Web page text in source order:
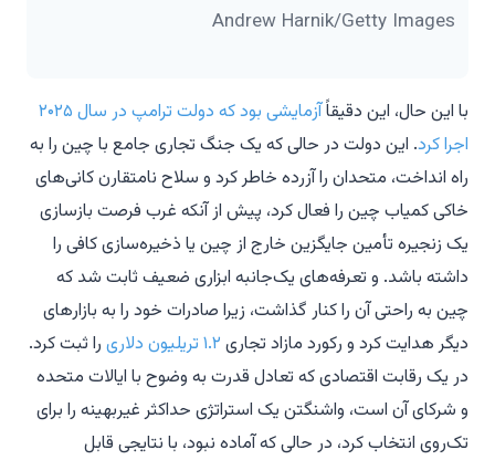
Andrew Harnik/Getty Images
با این حال، این دقیقاً
آزمایشی بود که دولت ترامپ در سال ۲۰۲۵
اجرا کرد. این دولت در حالی که یک جنگ تجاری جامع با چین را به
راه انداخت، متحدان را آزرده خاطر کرد و سلاح نامتقارن کانی‌های
خاکی کمیاب چین را فعال کرد، پیش از آنکه غرب فرصت بازسازی
یک زنجیره تأمین جایگزین خارج از چین یا ذخیره‌سازی کافی را
داشته باشد. و تعرفه‌های یک‌جانبه ابزاری ضعیف ثابت شد که
چین به راحتی آن را کنار گذاشت، زیرا صادرات خود را به بازارهای
دیگر هدایت کرد و رکورد مازاد تجاری ۱.۲ تریلیون دلاری
را ثبت کرد.
در یک رقابت اقتصادی که تعادل قدرت به وضوح با ایالات متحده
و شرکای آن است، واشنگتن یک استراتژی حداکثر غیربهینه را برای
تک‌روی انتخاب کرد، در حالی که آماده نبود، با نتایجی قابل